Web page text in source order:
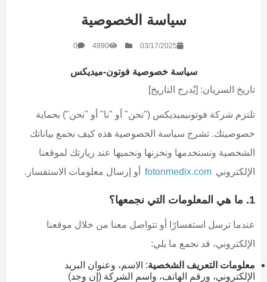
سياسة الخصوصية
03/17/2025
4890
0
سياسة خصوصية فوتون-ميديكس
تاريخ السريان: [يُدرج التاريخ]
تلتزم شركة فوتونيميديكس ("نحن" أو "نا" أو "نحن") بحماية
خصوصيتك. تشرح سياسة الخصوصية هذه كيف نجمع بياناتك
الشخصية ونستخدمها ونخزنها ونحميها عند زيارتك لموقعنا
الإلكتروني fotonmedix.com أو إرسال معلومات الاستفسار.
1. ما هي المعلومات التي نجمعها؟
عندما ترسل استفسارًا أو تتواصل معنا من خلال موقعنا
الإلكتروني، قد نجمع ما يلي:
معلومات التعريف الشخصية: الاسم، وعنوان البريد
الإلكتروني، ورقم الهاتف، واسم الشركة (إن وجد)